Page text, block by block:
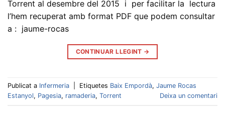
Torrent al desembre del 2015 i per facilitar la lectura
l’hem recuperat amb format PDF que podem consultar
a : jaume-rocas
CONTINUAR LLEGINT →
Publicat a Infermeria Etiquetes Baix Empordà, Jaume Rocas
Estanyol, Pagesia, ramaderia, Torrent Deixa un comentari